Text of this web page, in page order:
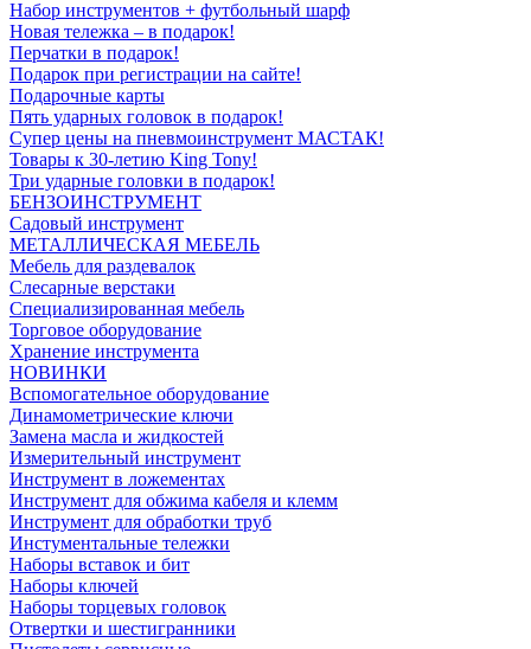
Набор инструментов + футбольный шарф
Новая тележка – в подарок!
Перчатки в подарок!
Подарок при регистрации на сайте!
Подарочные карты
Пять ударных головок в подарок!
Супер цены на пневмоинструмент МАСТАК!
Товары к 30-летию King Tony!
Три ударные головки в подарок!
БЕНЗОИНСТРУМЕНТ
Садовый инструмент
МЕТАЛЛИЧЕСКАЯ МЕБЕЛЬ
Мебель для раздевалок
Слесарные верстаки
Специализированная мебель
Торговое оборудование
Хранение инструмента
НОВИНКИ
Вспомогательное оборудование
Динамометрические ключи
Замена масла и жидкостей
Измерительный инструмент
Инструмент в ложементах
Инструмент для обжима кабеля и клемм
Инструмент для обработки труб
Инстументальные тележки
Наборы вставок и бит
Наборы ключей
Наборы торцевых головок
Отвертки и шестигранники